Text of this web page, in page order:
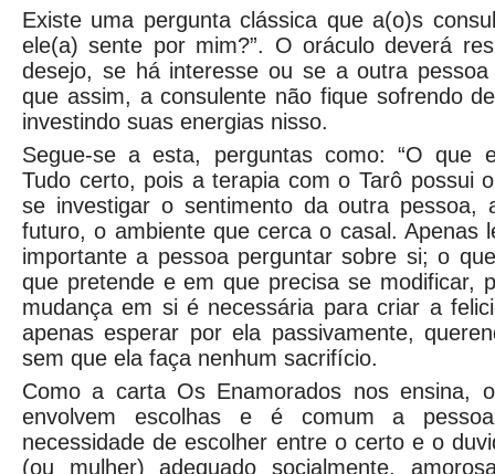
Existe uma pergunta clássica que a(o)s
ele(a) sente por mim?”. O oráculo deverá
desejo, se há interesse ou se a outra
que assim, a consulente não fique sofrendo
investindo suas energias nisso.
Segue-se a esta, perguntas como: “O que
Tudo certo, pois a terapia com o Tarô possui
se investigar o sentimento da outra pessoa,
futuro, o ambiente que cerca o casal. Apenas
importante a pessoa perguntar sobre si; o
que pretende e em que precisa se modificar,
mudança em si é necessária para criar a
apenas esperar por ela passivamente,
sem que ela faça nenhum sacrifício.
Como a carta Os Enamorados nos ensina,
envolvem escolhas e é comum a
necessidade de escolher entre o certo e o
(ou mulher) adequado socialmente,